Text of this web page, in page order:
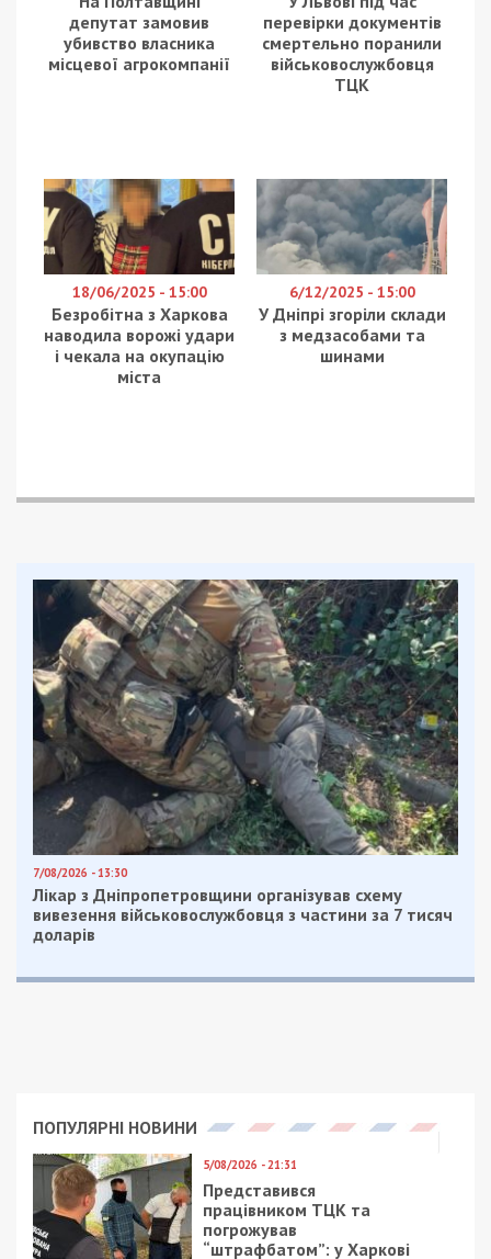
депутат замовив
убивство власника
місцевої агрокомпанії
перевірки документів
смертельно поранили
військовослужбовця
ТЦК
18/06/2025 - 15:00
Безробітна з Харкова
наводила ворожі удари
і чекала на окупацію
міста
6/12/2025 - 15:00
У Дніпрі згоріли склади
з медзасобами та
шинами
7/08/2026 - 13:30
Лікар з Дніпропетровщини організував схему
вивезення військовослужбовця з частини за 7 тисяч
доларів
ПОПУЛЯРНІ НОВИНИ
5/08/2026 - 21:31
Представився
працівником ТЦК та
погрожував
“штрафбатом”: у Харкові